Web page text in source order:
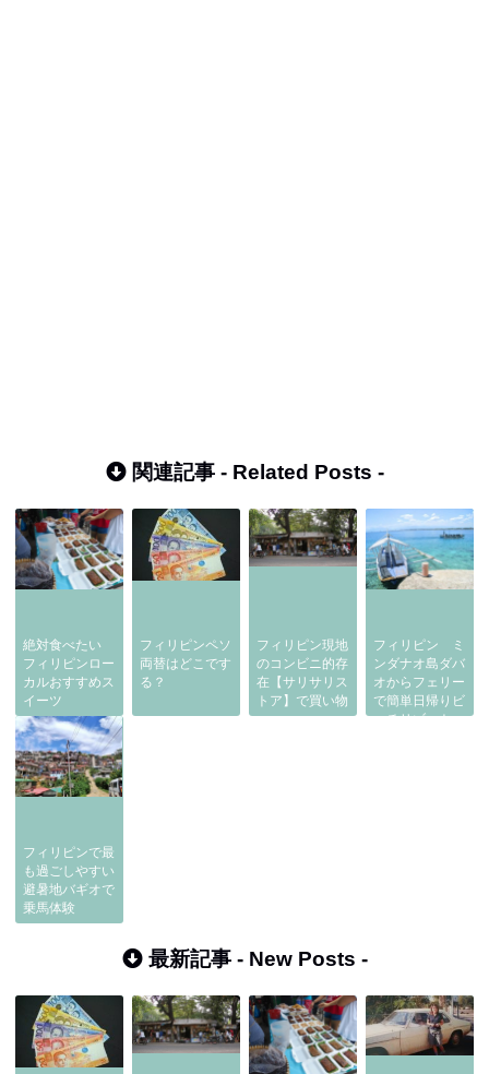
関連記事 - Related Posts -
絶対食べたい
フィリピンロー
カルおすすめス
イーツ
フィリピンペソ
両替はどこです
る？
フィリピン現地
のコンビニ的存
在【サリサリス
トア】で買い物
フィリピン ミ
ンダナオ島ダバ
オからフェリー
で簡単日帰りビ
ーチリゾート
フィリピンで最
も過ごしやすい
避暑地バギオで
乗馬体験
最新記事 - New Posts -